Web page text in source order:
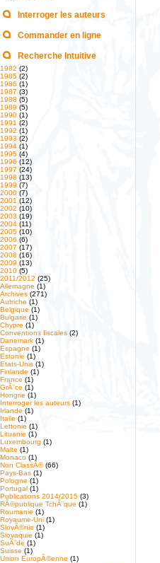
Interroger les auteurs
Commander en ligne
Recherche Intuitive
1982 (2)
1985 (2)
1986 (1)
1987 (3)
1988 (5)
1989 (5)
1990 (1)
1991 (2)
1992 (1)
1993 (2)
1994 (1)
1995 (4)
1996 (12)
1997 (24)
1998 (13)
1999 (7)
2000 (7)
2001 (12)
2002 (10)
2003 (19)
2004 (11)
2005 (10)
2006 (6)
2007 (17)
2008 (16)
2009 (13)
2010 (5)
2011/2012 (25)
Allemagne (1)
Archives (271)
Autriche (1)
Belgique (1)
Bulgarie (1)
Chypre (1)
Conventions fiscales (2)
Danemark (1)
Espagne (1)
Estonie (1)
Etats-Unis (1)
Finlande (1)
France (1)
GrÃ¨ce (1)
Hongrie (1)
Interroger les auteurs (1)
Irlande (1)
Italie (1)
Lettonie (1)
Lituanie (1)
Luxembourg (1)
Malte (1)
Monaco (1)
Non ClassÃ©(66)
Pays-Bas (1)
Pologne (1)
Portugal (1)
Publications 2014/2015 (3)
RÃ©publique TchÃ¨que (1)
Roumanie (1)
Royaume-Uni (1)
SlovÃ©nie (1)
Slovaquie (1)
SuÃ¨de (1)
Suisse (1)
Union EuropÃ©enne (1)